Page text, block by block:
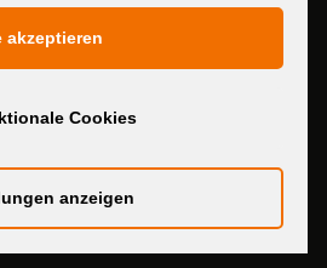
MEDIADATEN
akzeptieren
Cookies
anzeigen